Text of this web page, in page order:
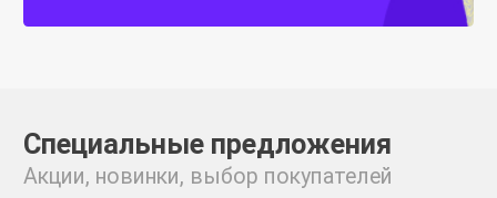
Специальные предложения
Акции, новинки, выбор покупателей